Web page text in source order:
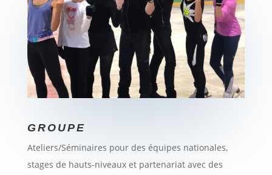
GROUPE
Ateliers/Séminaires pour des équipes nationales,
stages de hauts-niveaux et partenariat avec des